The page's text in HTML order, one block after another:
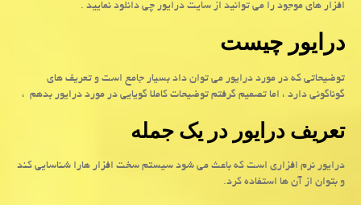
افزار های موجود را می توانید از سایت درایور چی دانلود نمایید .
درایور چیست
توضیحاتی که در مورد درایور می توان داد بسیار جامع است و تعریف های
گوناگونی دارد ، اما تصمیم گرفتم توضیحات کاملا گویایی در مورد درایور بدهم ،
تعریف درایور در یک جمله
درایور نرم افزاری است که باعث می شود سیستم سخت افزار هارا شناسایی کند
و بتوان از آن ها استفاده کرد.